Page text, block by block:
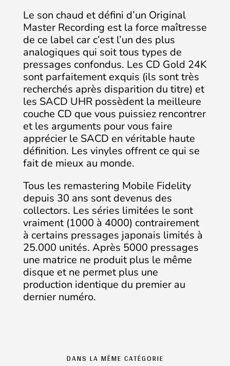
Le son chaud et défini d’un Original
Master Recording est la force maîtresse
de ce label car c’est l’un des plus
analogiques qui soit tous types de
pressages confondus. Les CD Gold 24K
sont parfaitement exquis (ils sont très
recherchés après disparition du titre) et
les SACD UHR possèdent la meilleure
couche CD que vous puissiez rencontrer
et les arguments pour vous faire
apprécier le SACD en véritable haute
définition. Les vinyles offrent ce qui se
fait de mieux au monde.
Tous les remastering Mobile Fidelity
depuis 30 ans sont devenus des
collectors. Les séries limitées le sont
vraiment (1000 à 4000) contrairement
à certains pressages japonais limités à
25.000 unités. Après 5000 pressages
une matrice ne produit plus le même
disque et ne permet plus une
production identique du premier au
dernier numéro.
DANS LA MÊME CATÉGORIE